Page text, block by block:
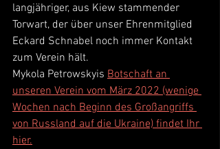
langjähriger, aus Kiew stammender
Torwart, der über unser Ehrenmitglied
Eckard Schnabel noch immer Kontakt
zum Verein hält.
Mykola Petrowskyis Botschaft an
unseren Verein vom März 2022 (wenige
Wochen nach Beginn des Großangriffs
von Russland auf die Ukraine) findet Ihr
hier.